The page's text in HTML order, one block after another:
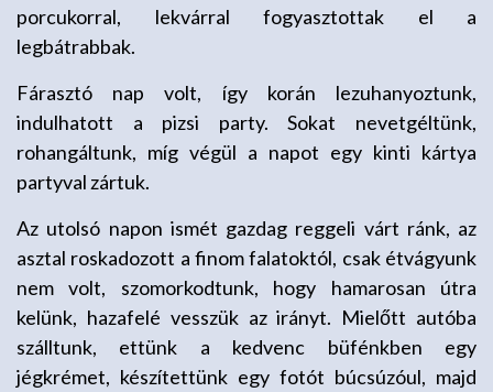
porcukorral, lekvárral fogyasztottak el a
legbátrabbak.
Fárasztó nap volt, így korán lezuhanyoztunk,
indulhatott a pizsi party. Sokat nevetgéltünk,
rohangáltunk, míg végül a napot egy kinti kártya
partyval zártuk.
Az utolsó napon ismét gazdag reggeli várt ránk, az
asztal roskadozott a finom falatoktól, csak étvágyunk
nem volt, szomorkodtunk, hogy hamarosan útra
kelünk, hazafelé vesszük az irányt. Mielőtt autóba
szálltunk, ettünk a kedvenc büfénkben egy
jégkrémet, készítettünk egy fotót búcsúzóul, majd